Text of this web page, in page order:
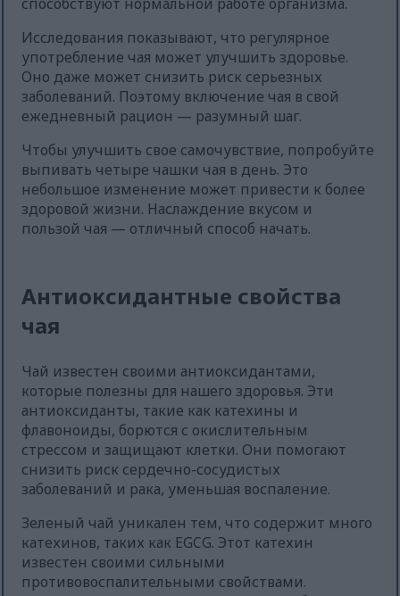
Исследования показывают, что регулярное
употребление чая может улучшить здоровье.
Оно даже может снизить риск серьезных
заболеваний. Поэтому включение чая в свой
ежедневный рацион — разумный шаг.
Чтобы улучшить свое самочувствие, попробуйте
выпивать четыре чашки чая в день. Это
небольшое изменение может привести к более
здоровой жизни. Наслаждение вкусом и
пользой чая — отличный способ начать.
Антиоксидантные свойства
чая
Чай известен своими антиоксидантами,
которые полезны для нашего здоровья. Эти
антиоксиданты, такие как катехины и
флавоноиды, борются с окислительным
стрессом и защищают клетки. Они помогают
снизить риск сердечно-сосудистых
заболеваний и рака, уменьшая воспаление.
Зеленый чай уникален тем, что содержит много
катехинов, таких как EGCG. Этот катехин
известен своими сильными
противовоспалительными свойствами.